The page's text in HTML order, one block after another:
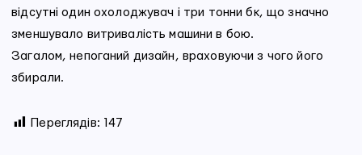
відсутні один охолоджувач і три тонни бк, що значно
зменшувало витривалість машини в бою.
Загалом, непоганий дизайн, враховуючи з чого його
збирали.
Переглядів: 147